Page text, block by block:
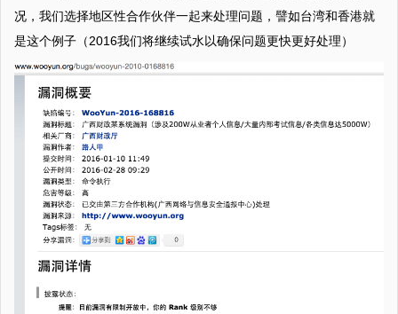
况，我们选择地区性合作伙伴一起来处理问题，譬如台湾和香港就
是这个例子（2016我们将继续试水以确保问题更快更好处理）